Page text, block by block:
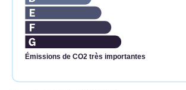
Émissions de CO2 très importantes